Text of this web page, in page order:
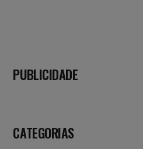
PUBLICIDADE
CATEGORIAS